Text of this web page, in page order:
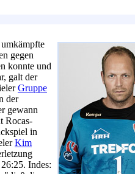
gegen
konnte und
galt der
Gruppe
der
gewann
Rocas-
in
Kim
Indes: